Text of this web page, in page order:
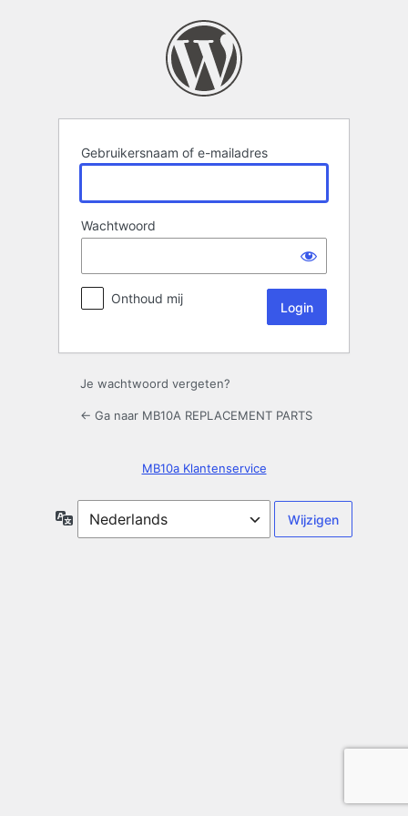
Gebruikersnaam of e-mailadres
Wachtwoord
Onthoud mij
Je wachtwoord vergeten?
← Ga naar MB10A REPLACEMENT PARTS
MB10a Klantenservice
Taal